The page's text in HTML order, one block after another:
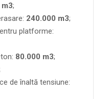
m3;
240.000 m3;
platforme:
80.000 m3;
de înaltă tensiune: